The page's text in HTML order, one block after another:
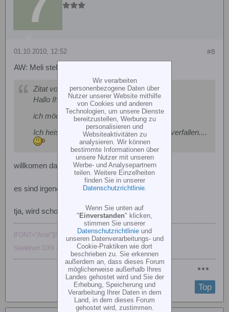
#8
01.10.2010, 12:52
AW: Meli stellt sich vor :-)
Zitat von
mw-hoch2
Hallo Ihr,
ich möchte mich kurz vorstellen.
Ich heise Melanie und bin dem Heli Virus verfallen....
willkomen dabei
es sind irgendwie alle infiziert oder krank
tja, wird schon gehen
[FONT="Arial"][/FONT]
Spektrum DX9 - Hirobo Freya Nitro - Hirobo Lepton
Top
Wir verarbeiten
personenbezogene Daten über
Nutzer unserer Website mithilfe
von Cookies und anderen
Technologien, um unsere Dienste
bereitzustellen, Werbung zu
personalisieren und
Websiteaktivitäten zu
analysieren. Wir können
bestimmte Informationen über
unsere Nutzer mit unseren
Werbe- und Analysepartnern
teilen. Weitere Einzelheiten
finden Sie in unserer
Datenschutzrichtlinie.
Wenn Sie unten auf
" Einverstanden" klicken,
stimmen Sie unserer
Datenschutzrichtlinie und
unseren Datenverarbeitungs- und
Cookie-Praktiken wie dort
beschrieben zu. Sie erkennen
außerdem an, dass dieses Forum
möglicherweise außerhalb Ihres
Landes gehostet wird und Sie der
Erhebung, Speicherung und
Verarbeitung Ihrer Daten in dem
Land, in dem dieses Forum
gehostet wird, zustimmen.